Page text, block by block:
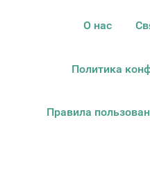
О нас
Политика
Правила